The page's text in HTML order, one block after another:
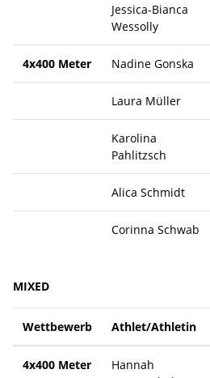
Jessica-Bianca
Wessolly
4x400 Meter Nadine Gonska
Laura Müller
Karolina
Pahlitzsch
Alica Schmidt
Corinna Schwab
MIXED
Wettbewerb Athlet/Athletin
4x400 Meter
Hannah